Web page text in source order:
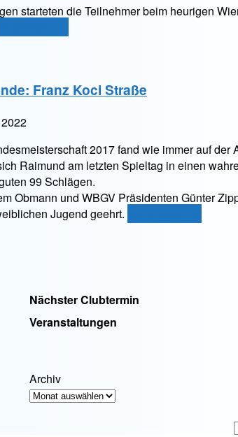
starteten die Teilnehmer beim heurigen
Franz Koci Straße
2017 fand wie immer auf der
Raimund am letzten Spieltag in einen
99 Schlägen.
Obmann und WBGV Präsidenten Günter
Jugend geehrt.
Runde:
Franz
Nächster Clubtermin
Veranstaltungen
Archiv